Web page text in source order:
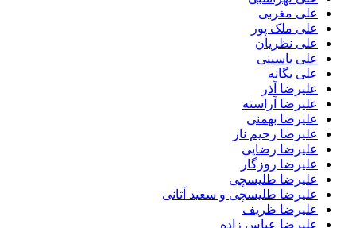
علی مغربی
علی ملک پور
علی نظریان
علی یاسینی
علی یگانه
علیرضا آذر
علیرضا آراسته
علیرضا بهمنی
علیرضا رحیم ناز
علیرضا رضایی
علیرضا روزگار
علیرضا طلیسچی
علیرضا طلیسچی و سعید آتانی
علیرضا ظریف
علیرضا عباس زاده